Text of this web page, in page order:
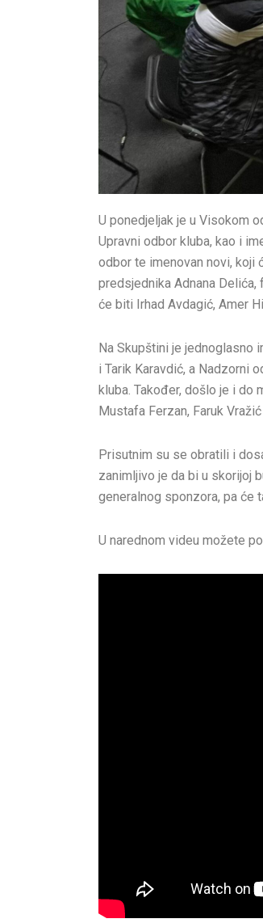
U ponedjeljak je u Visokom
Upravni odbor kluba, kao i
odbor te imenovan novi, koji
predsjednika Adnana
će biti Irhad Avdagić, Amer
Na Skupštini je jednoglasno
i Tarik Karavdić, a Nadzorni
kluba. Također, došlo je i do
Mustafa Ferzan, Faruk
Prisutnim su se obratili i
zanimljivo je da bi u skorijoj
generalnog sponzora, pa će
U narednom videu možete